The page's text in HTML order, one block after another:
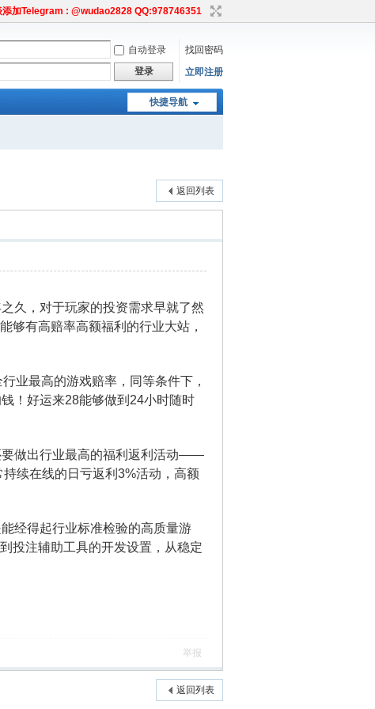
添加Telegram : @wudao2828 QQ:978746351
自动登录
找回密码
登录 立即注册
快捷导航
返回列表
久，对于玩家的投资需求早就了然
有高赔率高额福利的行业大站，
业最高的游戏赔率，同等条件下，
！好运来28能够做到24小时随时
要做出行业最高的福利返利活动——
续在线的日亏返利3%活动，高额
经得起行业标准检验的高质量游
投注辅助工具的开发设置，从稳定
举报
返回列表